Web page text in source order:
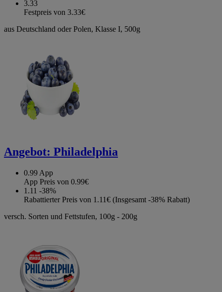
3.33
Festpreis von 3.33€
aus Deutschland oder Polen, Klasse I, 500g
Angebot: Philadelphia
0.99 App
App Preis von 0.99€
1.11 -38%
Rabattierter Preis von 1.11€ (Insgesamt -38% Rabatt)
versch. Sorten und Fettstufen, 100g - 200g